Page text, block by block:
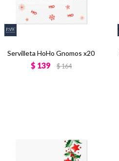
Servilleta HoHo Gnomos x20
$ 139 $164